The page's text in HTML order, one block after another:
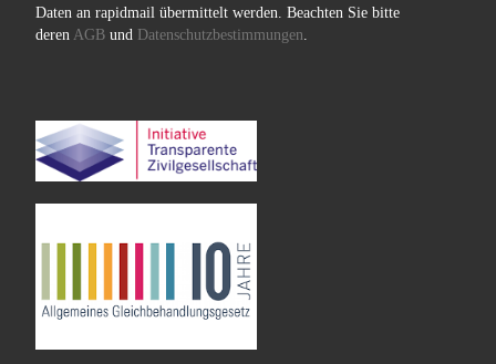
Daten an rapidmail übermittelt werden. Beachten Sie bitte
deren AGBund Datenschutzbestimmungen